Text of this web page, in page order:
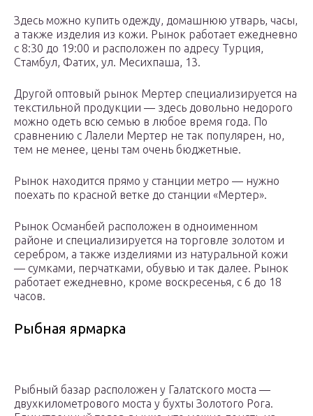
Здесь можно купить одежду, домашнюю утварь, часы,
а также изделия из кожи. Рынок работает ежедневно
с 8:30 до 19:00 и расположен по адресу Турция,
Стамбул, Фатих, ул. Месихпаша, 13.
Другой оптовый рынок Мертер специализируется на
текстильной продукции — здесь довольно недорого
можно одеть всю семью в любое время года. По
сравнению с Лалели Мертер не так популярен, но,
тем не менее, цены там очень бюджетные.
Рынок находится прямо у станции метро — нужно
поехать по красной ветке до станции «Мертер».
Рынок Османбей расположен в одноименном
районе и специализируется на торговле золотом и
серебром, а также изделиями из натуральной кожи
— сумками, перчатками, обувью и так далее. Рынок
работает ежедневно, кроме воскресенья, с 6 до 18
часов.
Рыбная ярмарка
Рыбный базар расположен у Галатского моста —
двухкилометрового моста у бухты Золотого Рога.